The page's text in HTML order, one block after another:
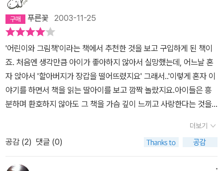
않을 수도 있다며 의심 많은 제 마음을 쓸어줍니다.
지가 다시 돌아와 장갑을 주워간다. 장갑은 동물들이 들어갈 때마
다 한번은 왼쪽모습이 또 한번은 오른쪽모습이 번갈아가며 나온다.
우크라이나 민화라서 그런지 동물들이 입고 있는 옷도 우크라이나 전
통의상으로 보인다. 마쓰이 다다시는 '어린이와 그림책'에서 이 책을
극찬에 가깝게 설명하고 있다. 그 정도는 아니더라도 내용에는 별 불
만이 없는 반면, 번역에 대한 아쉬움만은 지울 수 없다. 개구리가 '폴
딱폴딱' 뛰어왔다는 부분은 폴짝폴짝이 자연스러운것 같고, '엄니'가
진 멧돼지에서 엄니도 다른 표현이 나을 것 같다. 멧돼지의 대답 중
'나도 넣어 주게' 라든가, 곰이 '어떻게든 들어가겠다'라고 한 것등도
자연스럽지 못하다. 아무튼 전체적으로 읽을 때 어감이 부자연스럽
책인만큼 번역도 중요시 해야될 것 같다.
푸른꽃 2003-11-25
'어린이와 그림책'이라는 책에서 추천한 것을 보고 구입하게 된 책이
죠. 처음엔 생각만큼 아이가 좋아하지 않아서 실망했는데, 어느날 혼
자 앉아서 '할아버지가 장갑을 떨어뜨렸지요' 그래서..'이렇게 혼자 이
야기를 하면서 책을 읽는 딸아이를 보고 깜짝 놀랐지요.아이들은 흥
분하며 환호하지 않아도 그 책을 가슴 깊이 느끼고 사랑한다는 것을...
고 대답하는 아이의 눈에서 우리 아이들이 살 세상은 좀 더 따뜻하지
않을까 기대해 봅니다.
더보기
공감 (2) 댓글 (0)